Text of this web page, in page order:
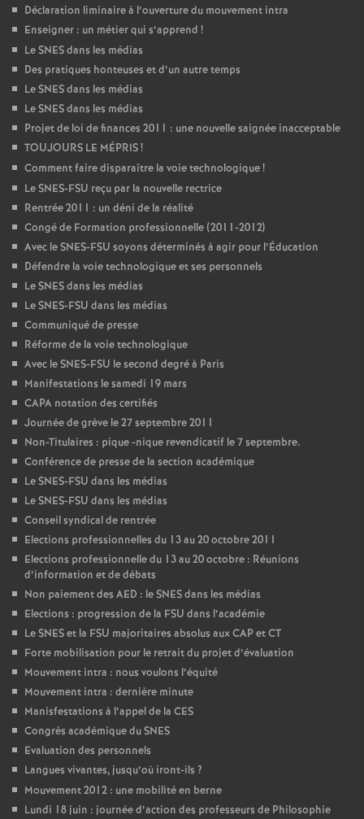
Déclaration liminaire à l’ouverture du mouvement intra
Enseigner : un métier qui s’apprend !
Le SNES dans les médias
Des pratiques honteuses et d’un autre temps
Le SNES dans les médias
Le SNES dans les médias
Projet de loi de finances 2011 : une nouvelle saignée inacceptable
TOUJOURS LE MÉPRIS!
Comment faire disparaître la voie technologique!
Le SNES-FSU reçu par la nouvelle rectrice
Rentrée 2011 : un déni de la réalité
Congé de Formation professionnelle (2011-2012)
Avec le SNES-FSU soyons déterminés à agir pour l’Éducation
Défendre la voie technologique et ses personnels
Le SNES dans les médias
Le SNES-FSU dans les médias
Communiqué de presse
Réforme de la voie technologique
Avec le SNES-FSU le second degré à Paris
Manifestations le samedi 19 mars
CAPA notation des certifiés
Journée de grève le 27 septembre 2011
Non-Titulaires : pique -nique revendicatif le 7 septembre.
Conférence de presse de la section académique
Le SNES-FSU dans les médias
Le SNES-FSU dans les médias
Conseil syndical de rentrée
Elections professionnelles du 13 au 20 octobre 2011
Elections professionnelle du 13 au 20 octobre : Réunions
d’information et de débats
Non paiement des AED : le SNES dans les médias
Elections : progression de la FSU dans l’académie
Le SNES et la FSU majoritaires absolus aux CAP et CT
Forte mobilisation pour le retrait du projet d’évaluation
Mouvement intra : nous voulons l’équité
Mouvement intra : dernière minute
Manisfestations à l’appel de la CES
Congrès académique du SNES
Evaluation des personnels
Langues vivantes, jusqu’où iront-ils ?
Mouvement 2012 : une mobilité en berne
Lundi 18 juin : journée d’action des professeurs de Philosophie